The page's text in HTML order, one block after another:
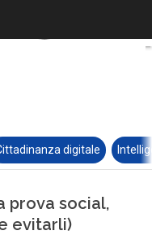
digitale
prova social,
evitarli)